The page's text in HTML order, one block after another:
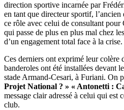
direction sportive incarnée par
en tant que directeur sportif,
ce rôle avec celui de consultant
qui passe de plus en plus mal chez
d’un engagement total face à la crise.
Ces derniers ont exprimé leur colère
banderoles ont été installées devant
stade Armand-Cesari, à Furiani. On
Projet National ? » « Antonetti :
message clair adressé à celui qui est
club.